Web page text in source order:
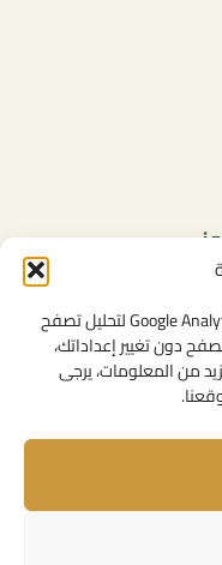
نستخدم ملفات تعريف الارتباط الخاصة بـ Google Analytics لتحليل تصفح
دون تغيير إعداداتك،
من المعلومات، يرجى
(الكوكيز)